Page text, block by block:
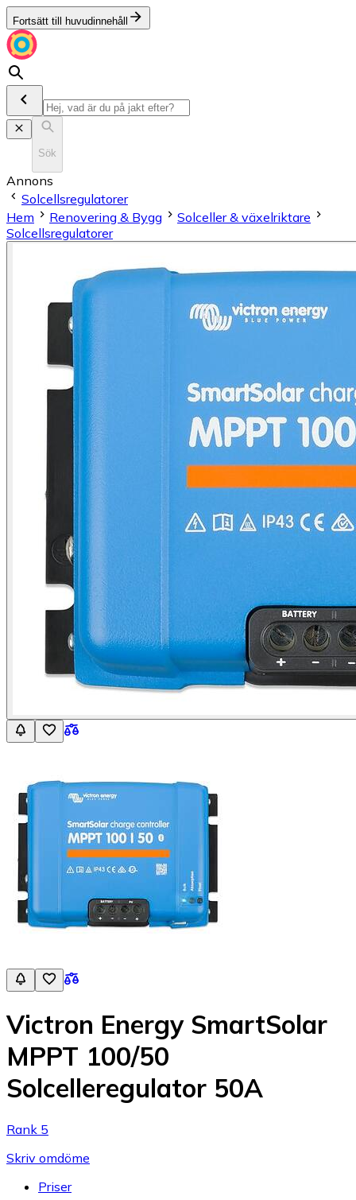
Fortsätt till huvudinnehåll
Sök
Annons
Solcellsregulatorer
Hem
Renovering & Bygg
Solceller & växelriktare
Solcellsregulatorer
Victron Energy SmartSolar
MPPT 100/50
Solcelleregulator 50A
Rank 5
Skriv omdöme
Priser